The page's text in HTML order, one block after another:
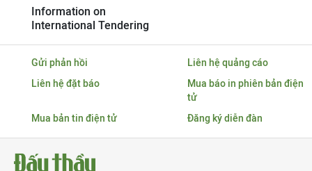
Information on
International Tendering
Gửi phản hồi
Liên hệ quảng cáo
Liên hệ đặt báo
Mua báo in phiên bản điện
tử
Mua bản tin điện tử
Đăng ký diễn đàn